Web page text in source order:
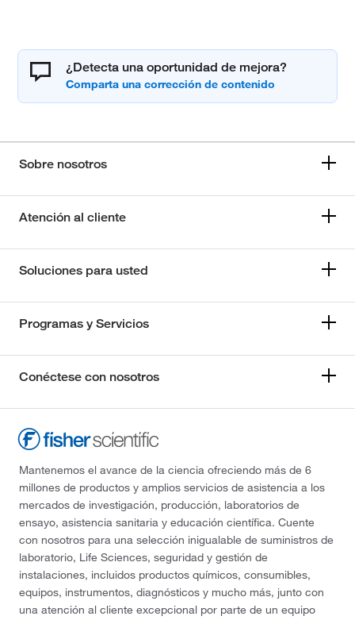
¿Detecta una oportunidad de mejora?
Sobre nosotros
Atención al cliente
Soluciones para usted
Programas y Servicios
Conéctese con nosotros
Mantenemos el avance de la ciencia ofreciendo más de 6
millones de productos y amplios servicios de asistencia a los
mercados de investigación, producción, laboratorios de
ensayo, asistencia sanitaria y educación científica. Cuente
con nosotros para una selección inigualable de suministros de
laboratorio, Life Sciences, seguridad y gestión de
instalaciones, incluidos productos químicos, consumibles,
equipos, instrumentos, diagnósticos y mucho más, junto con
una atención al cliente excepcional por parte de un equipo